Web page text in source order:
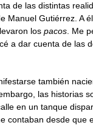
de las distintas
Manuel Gutiérrez. A
lospacos . Me
a dar cuenta de las
también
las historias
en un tanque
contaban desde que